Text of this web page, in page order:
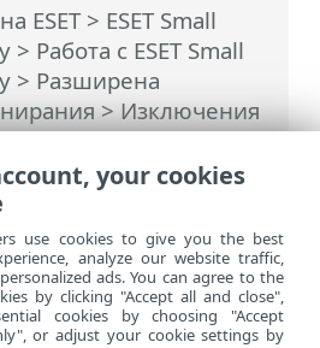
ESET> ESET Small
> Работа с ESET Small
> Разширена
>Изключения
откриването>
на изключения
your cookies
use cookies to give you the best
analyze our website traffic,
ads. You can agree to the
by clicking "Accept all and close",
cookies by choosing "Accept
or adjust your cookie settings by